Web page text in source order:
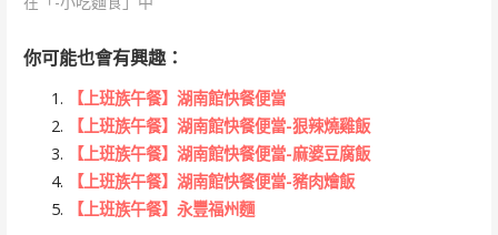
你可能也會有興趣：
【上班族午餐】湖南館快餐便當
【上班族午餐】湖南館快餐便當-狠辣燒雞飯
【上班族午餐】湖南館快餐便當-麻婆豆腐飯
【上班族午餐】湖南館快餐便當-豬肉燴飯
【上班族午餐】永豐福州麵